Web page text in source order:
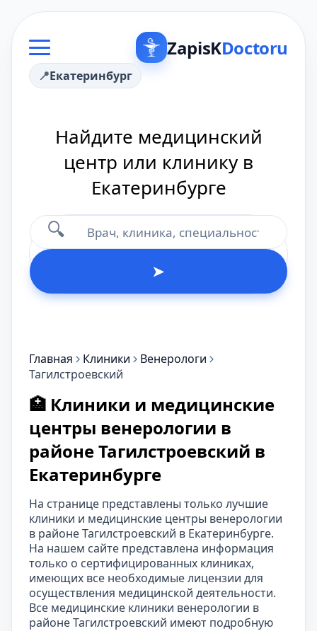
ZapisKDoctoru
Екатеринбург
Найдите медицинский
центр или клинику в
Екатеринбурге
🔍
➤
Главная Клиники
Венерологи
Тагилстроевский
🏥 Клиники и медицинские
центры венерологии в
районе Тагилстроевский в
Екатеринбурге
На странице представлены только лучшие
клиники и медицинские центры венерологии
в районе Тагилстроевский в Екатеринбурге.
На нашем сайте представлена информация
только о сертифицированных клиниках,
имеющих все необходимые лицензии для
осуществления медицинской деятельности.
Все медицинские клиники венерологии в
районе Тагилстроевский имеют подробную